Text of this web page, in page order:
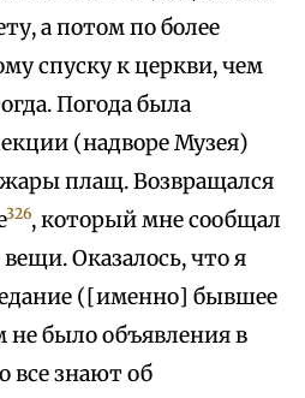
а потом по более
спуску к церкви, чем
Погода была
(надворе Музея)
плащ. Возвращался
326, который мне сообщал
Оказалось, что я
([именно] бывшее
не было объявления в
все знают об